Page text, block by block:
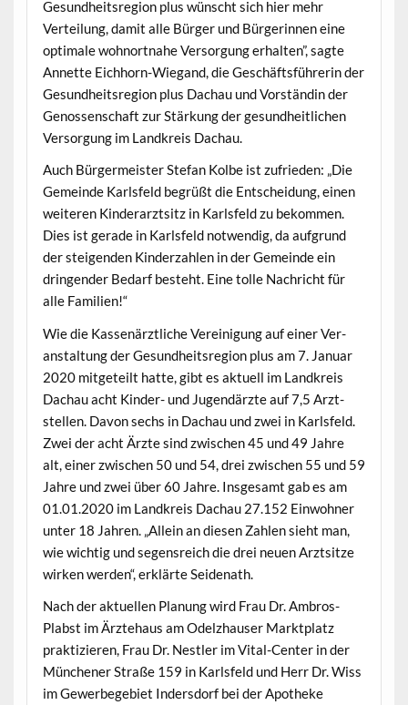
Gesund­heit­sre­gion plus wün­scht sich hier mehr
Verteilung, damit alle Bürg­er und Bürg­erin­nen eine
opti­male wohnort­na­he Ver­sorgung erhal­ten”, sagte
Annette Eich­horn-Wie­gand, die Geschäfts­führerin der
Gesund­heit­sre­gion plus Dachau und Vorständin der
Genossen­schaft zur Stärkung der gesund­heitlichen
Ver­sorgung im Land­kreis Dachau.
Auch Bürg­er­meis­ter Ste­fan Kolbe ist zufrieden: „Die
Gemeinde Karls­feld begrüßt die Entschei­dung, einen
weit­eren Kinder­arzt­sitz in Karls­feld zu bekom­men.
Dies ist ger­ade in Karls­feld notwendig, da auf­grund
der steigen­den Kinderzahlen in der Gemeinde ein
drin­gen­der Bedarf beste­ht. Eine tolle Nachricht für
alle Familien!“
Wie die Kassenärztliche Vere­ini­gung auf ein­er Ver­
anstal­tung der Gesund­heit­sre­gion plus am 7. Jan­u­ar
2020 mit­geteilt hat­te, gibt es aktuell im Land­kreis
Dachau acht Kinder- und Jugendärzte auf 7,5 Arzt­
stellen. Davon sechs in Dachau und zwei in Karls­feld.
Zwei der acht Ärzte sind zwis­chen 45 und 49 Jahre
alt, ein­er zwis­chen 50 und 54, drei zwis­chen 55 und 59
Jahre und zwei über 60 Jahre. Ins­ge­samt gab es am
01.01.2020 im Land­kreis Dachau 27.152 Ein­wohn­er
unter 18 Jahren. „Allein an diesen Zahlen sieht man,
wie wichtig und segen­sre­ich die drei neuen Arzt­sitze
wirken wer­den“, erk­lärte Seidenath.
Nach der aktuellen Pla­nung wird Frau Dr. Ambros-
Plab­st im Ärztehaus am Odelzhauser Mark­t­platz
prak­tizieren, Frau Dr. Nestler im Vital-Cen­ter in der
Münch­en­er Straße 159 in Karls­feld und Herr Dr. Wiss
im Gewer­bege­bi­et Inder­s­dorf bei der Apotheke